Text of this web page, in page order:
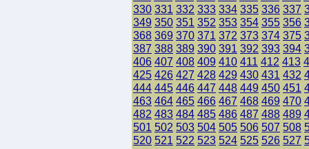
330 331 332 333 334 335 336 337
349 350 351 352 353 354 355 356
368 369 370 371 372 373 374 375
387 388 389 390 391 392 393 394
406 407 408 409 410 411 412 413
425 426 427 428 429 430 431 432
444 445 446 447 448 449 450 451
463 464 465 466 467 468 469 470
482 483 484 485 486 487 488 489
501 502 503 504 505 506 507 508
520 521 522 523 524 525 526 527